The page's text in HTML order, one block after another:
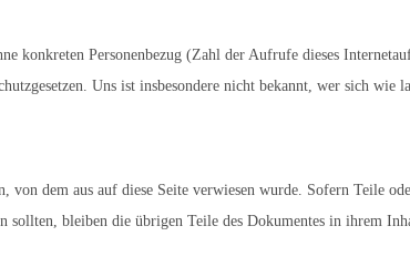
konkreten Personenbezug (Zahl der Aufrufe dieses
Uns ist insbesondere nicht bekannt, wer sich wie
von dem aus auf diese Seite verwiesen wurde. Sofern Teile
sollten, bleiben die übrigen Teile des Dokumentes in ihrem